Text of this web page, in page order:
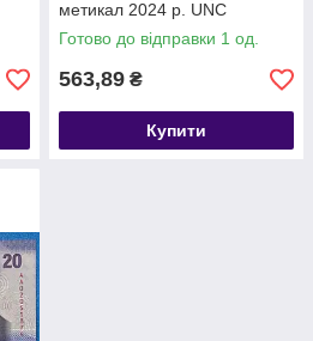
метикал 2024 р. UNC
Готово до відправки 1 од.
563,89 ₴
Купити